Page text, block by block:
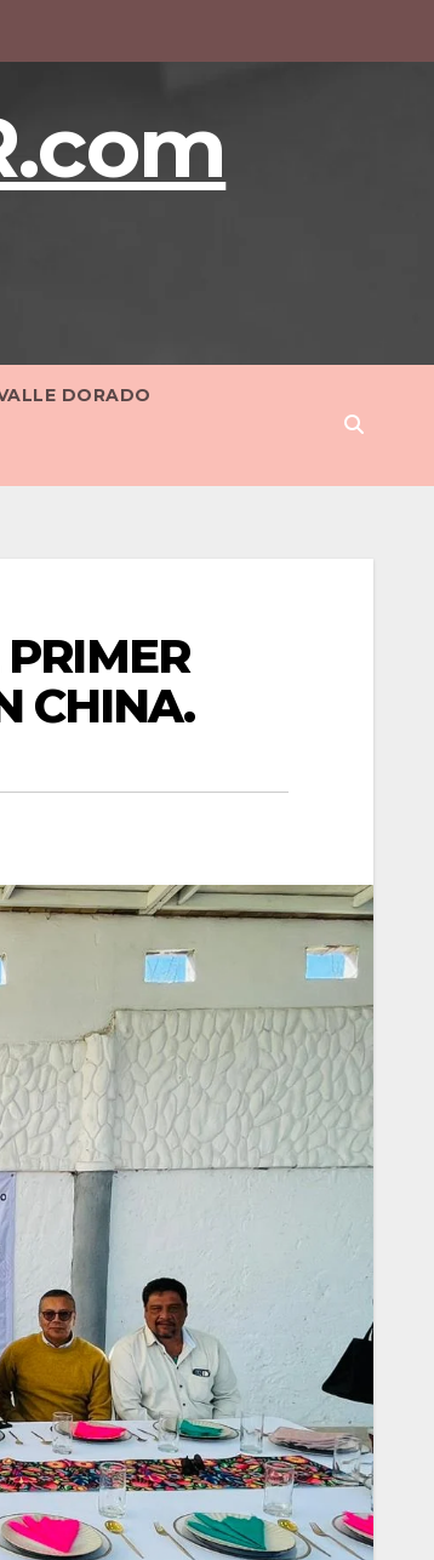
DORADO
CHINA.